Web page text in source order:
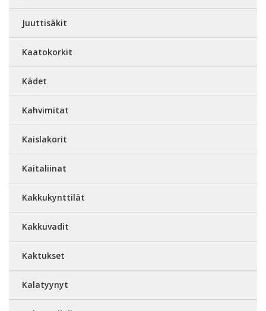
Juuttisäkit
Kaatokorkit
Kädet
Kahvimitat
Kaislakorit
Kaitaliinat
Kakkukynttilät
Kakkuvadit
Kaktukset
Kalatyynyt